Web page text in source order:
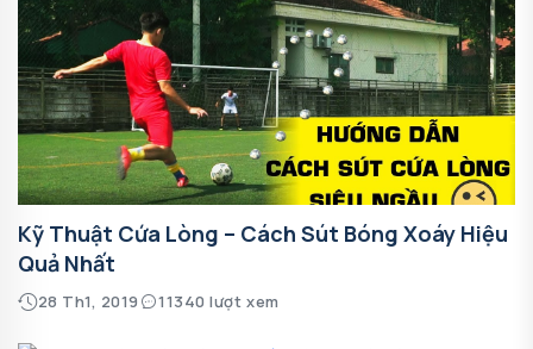
Kỹ Thuật Cứa Lòng – Cách Sút Bóng Xoáy Hiệu
Quả Nhất
28 Th1, 2019 11340 lượt xem